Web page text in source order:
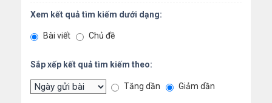
Xem kết quả tìm kiếm dưới dạng:
Bài viết Chủ đề
Sắp xếp kết quả tìm kiếm theo:
Tăng dần Giảm dần